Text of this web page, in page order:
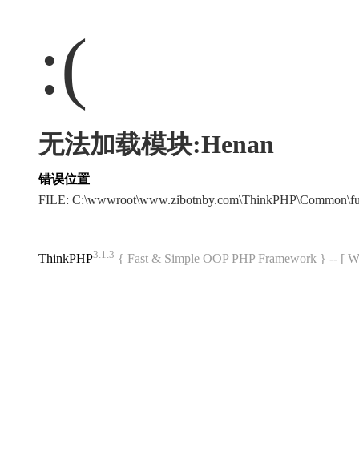
:(
无法加载模块:Henan
错误位置
FILE:
ThinkPHP3.1.3 { Fast & Simple OOP PHP Framework } -- [